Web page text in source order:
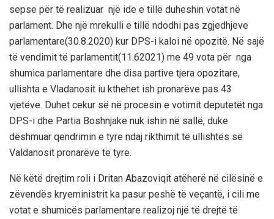
sepse për të realizuar një ide e tillë duheshin votat në
parlament. Dhe një mrekulli e tillë ndodhi pas zgjedhjeve
parlamentare(30.8.2020) kur DPS-i kaloi në opozitë. Në sajë
të vendimit të parlamentit(11.62021) me 49 vota për nga
shumica parlamentare dhe disa partive tjera opozitare,
ullishta e Vladanosit iu kthehet ish pronarëve pas 43
vjetëve. Duhet cekur së në procesin e votimit deputetët nga
DPS-i dhe Partia Boshnjake nuk ishin në sallë, duke
dëshmuar qendrimin e tyre ndaj rikthimit të ullishtës së
Valdanosit pronarëve të tyre.
Në këtë drejtim roli i Dritan Abazoviqit atëherë në cilësinë e
zëvendës kryeministrit ka pasur peshë të veçantë, i cili me
votat e shumicës parlamentare realizoj një të drejtë të